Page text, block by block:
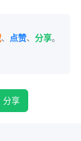
、 点赞、 分享。
分享